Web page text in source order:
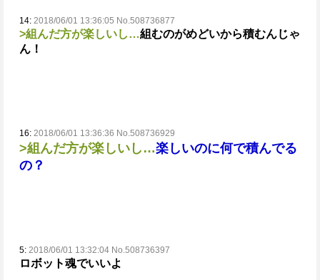
14: 2018/06/01 13:36:05 No.508736877
>組んだ方が楽しいし…組むのがめどいから積むんじゃ
ん！
16: 2018/06/01 13:36:36 No.508736929
>組んだ方が楽しいし…楽しいのに何で積んでる
の？
5: 2018/06/01 13:32:04 No.508736397
ロボット魂でいいよ